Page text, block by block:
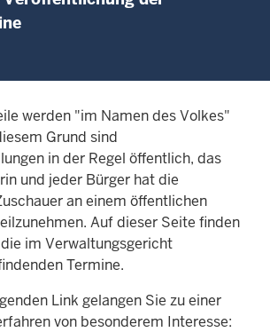
werden "im Namen des Volkes"
Grund sind
in der Regel öffentlich, das
und jeder Bürger hat die
an einem öffentlichen
Auf dieser Seite finden
im Verwaltungsgericht
Termine.
Link gelangen Sie zu einer
von besonderem Interesse: